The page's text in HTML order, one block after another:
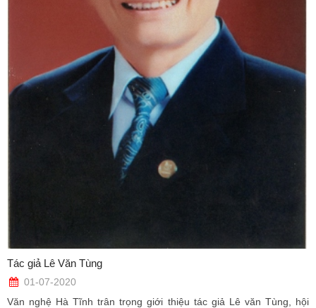
Tác giả Lê Văn Tùng
01-07-2020
Văn nghệ Hà Tĩnh trân trọng giới thiệu tác giả Lê văn Tùng, hội